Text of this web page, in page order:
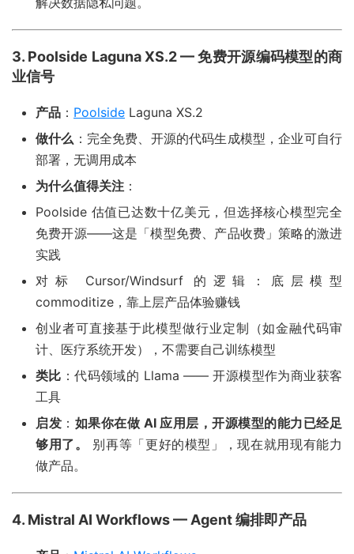
3. Poolside Laguna XS.2 — 免费开源编码模型的商
业信号
产品 ： Poolside Laguna XS.2
做什么 ：完全免费、开源的代码生成模型，企业可自行
部署，无调用成本
为什么值得关注 ：
Poolside 估值已达数十亿美元，但选择核心模型完全
免费开源——这是「模型免费、产品收费」策略的激进
实践
对标 Cursor/Windsurf 的逻辑：底层模型
commoditize，靠上层产品体验赚钱
创业者可直接基于此模型做行业定制（如金融代码审
计、医疗系统开发），不需要自己训练模型
类比 ：代码领域的 Llama —— 开源模型作为商业获客
工具
启发 ： 如果你在做 AI 应用层，开源模型的能力已经足
够用了。
别再等「更好的模型」，现在就用现有能力
做产品。
4. Mistral AI Workflows — Agent 编排即产品